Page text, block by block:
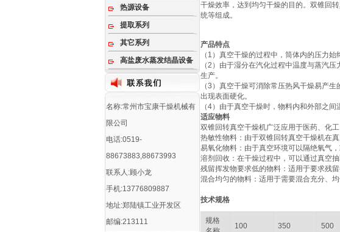
热源设备
提取系列
其它系列
高盐废水蒸发结晶设备
名称:常州市宝康干燥机械有
限公司
电话:0519-
88673883,88673993
联系人:顾小龙
手机:13776809887
地址:郑陆镇工业开发区
邮编:213111
干燥效率，达到均匀干燥的目的。双锥回
统等组成。
产品特点
（1）真空干燥的过程中，筒体内的压力
（2）由于湿分在汽化过程中温度与蒸汽
生产。
（3）真空干燥可消除常压热风干燥易产
出现表面硬化。
（4）由于真空干燥时，物料内和外部之
适应物料
双锥回转真空干燥机广泛应用于医药、化
热敏性物料‌：由于双锥回转真空干燥机在
易氧化物料‌：由于真空环境可以隔绝氧气
溶剂回收‌：在干燥过程中，可以通过真空
残留挥发物要求低的物料‌：适用于要求残留
混合均匀的物料‌：适用于需要混合充分、均
技术规格
规格
100 350 500